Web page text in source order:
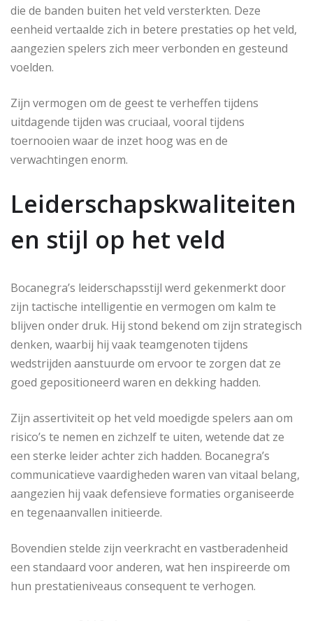
die de banden buiten het veld versterkten. Deze
eenheid vertaalde zich in betere prestaties op het veld,
aangezien spelers zich meer verbonden en gesteund
voelden.
Zijn vermogen om de geest te verheffen tijdens
uitdagende tijden was cruciaal, vooral tijdens
toernooien waar de inzet hoog was en de
verwachtingen enorm.
Leiderschapskwaliteiten
en stijl op het veld
Bocanegra’s leiderschapsstijl werd gekenmerkt door
zijn tactische intelligentie en vermogen om kalm te
blijven onder druk. Hij stond bekend om zijn strategisch
denken, waarbij hij vaak teamgenoten tijdens
wedstrijden aanstuurde om ervoor te zorgen dat ze
goed gepositioneerd waren en dekking hadden.
Zijn assertiviteit op het veld moedigde spelers aan om
risico’s te nemen en zichzelf te uiten, wetende dat ze
een sterke leider achter zich hadden. Bocanegra’s
communicatieve vaardigheden waren van vitaal belang,
aangezien hij vaak defensieve formaties organiseerde
en tegenaanvallen initieerde.
Bovendien stelde zijn veerkracht en vastberadenheid
een standaard voor anderen, wat hen inspireerde om
hun prestatieniveaus consequent te verhogen.